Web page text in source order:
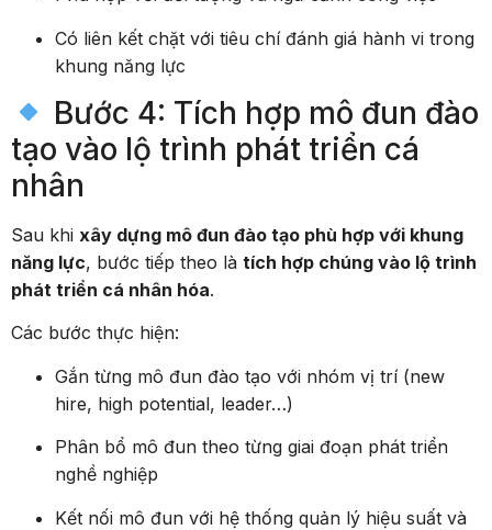
Có liên kết chặt với tiêu chí đánh giá hành vi trong
khung năng lực
Bước 4: Tích hợp mô đun đào
tạo vào lộ trình phát triển cá
nhân
Sau khi xây dựng mô đun đào tạo phù hợp với khung
năng lực, bước tiếp theo là tích hợp chúng vào lộ trình
phát triển cá nhân hóa.
Các bước thực hiện:
Gắn từng mô đun đào tạo với nhóm vị trí (new
hire, high potential, leader…)
Phân bổ mô đun theo từng giai đoạn phát triển
nghề nghiệp
Kết nối mô đun với hệ thống quản lý hiệu suất và